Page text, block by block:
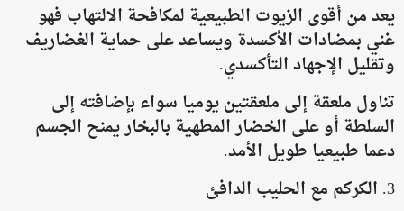
يعد من أقوى الزيوت الطبيعية لمكافحة الالتهاب فهو
غني بمضادات الأكسدة ويساعد على حماية الغضاريف
وتقليل الإجهاد التأكسدي.
تناول ملعقة إلى ملعقتين يوميا سواء بإضافته إلى
السلطة أو على الخضار المطهية بالبخار يمنح الجسم
دعما طبيعيا طويل الأمد.
3. الكركم مع الحليب الدافئ